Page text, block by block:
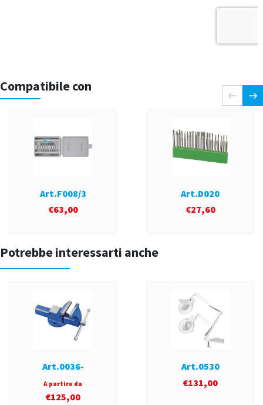
Compatibile con
Art.F008/3
€63,00
Art.D020
€27,60
Potrebbe interessarti anche
Art.0036-
A partire da
€125,00
Art.0530
€131,00